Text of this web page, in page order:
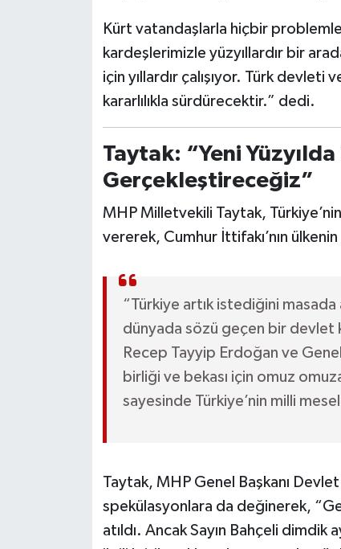
Kürt vatandaşlarla hiçbir
kardeşlerimizle yüzyıllardır bir
için yıllardır çalışıyor. Türk
kararlılıkla sürdürecektir.” dedi.
Taytak: “Yeni Yüzyılda
Gerçekleştireceğiz”
MHP Milletvekili Taytak,
vererek, Cumhur İttifakı’nın
“Türkiye artık istediğini
dünyada sözü geçen bir devlet
Recep Tayyip Erdoğan ve
birliği ve bekası için omuz
sayesinde Türkiye’nin milli
Taytak, MHP Genel Başkanı Devlet
spekülasyonlara da değinerek,
atıldı. Ancak Sayın Bahçeli dimdik